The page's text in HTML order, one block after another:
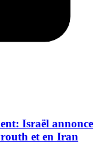
Israël annonce
et en Iran